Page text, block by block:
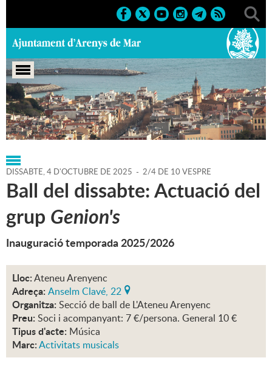
Portada > Regidories > Cultura > Agenda > 04-10-2025
DISSABTE,4 D'OCTUBRE DE 2025 - 2/4 DE 10 VESPRE
Ball del dissabte: Actuació del
grup Genion's
Inauguració temporada 2025/2026
Lloc:Ateneu Arenyenc
Adreça: Anselm Clavé, 22
Organitza: Secció de ball de L'Ateneu Arenyenc
Preu: Soci i acompanyant: 7 €/persona. General 10 €
Tipus d'acte: Música
Marc:Activitats musicals